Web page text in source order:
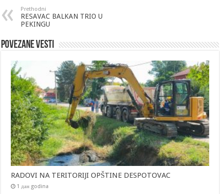
Prethodni
RESAVAC BALKAN TRIO U
PEKINGU
Povezane vesti
RADOVI NA TERITORIJI OPŠTINE DESPOTOVAC
1 дан godina